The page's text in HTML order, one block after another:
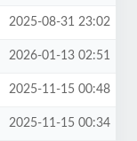
2025-08-31 23:02
2026-01-13 02:51
2025-11-15 00:48
2025-11-15 00:34